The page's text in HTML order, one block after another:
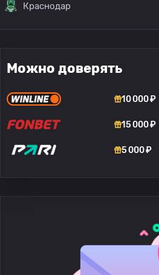
Краснодар
Можно доверять
10 000 ₽
15 000 ₽
5 000 ₽